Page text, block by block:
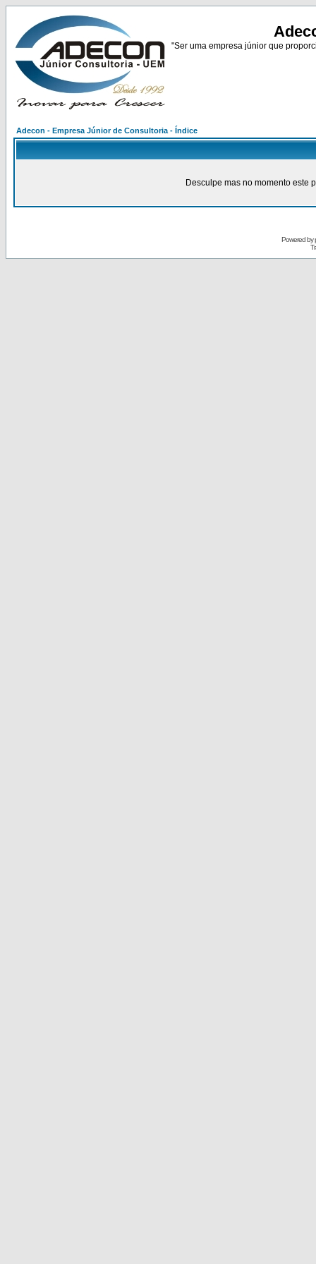
"Ser uma empresa júnior que
Adecon - Empresa Júnior de Consultoria - Índice
Desculpe mas no momento este
Powered by